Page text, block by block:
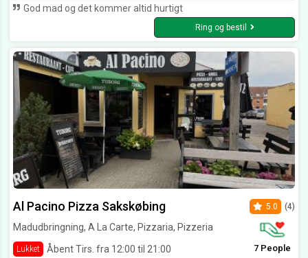
God mad og det kommer altid hurtigt
Ring og bestil
Al Pacino Pizza Sakskøbing
Madudbringning, A La Carte, Pizzaria, Pizzeria
Lukket Åbent Tirs. fra 12:00 til 21:00
5.0 (4)
7 People